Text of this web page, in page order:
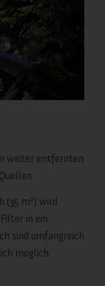
weiter entfernten
(35 m²) wird
in ein
sind umfangreich
möglich